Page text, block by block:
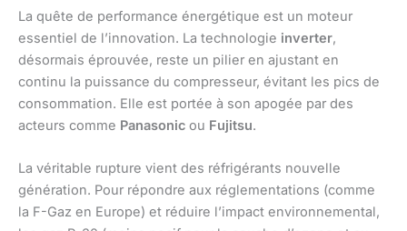
La quête de performance énergétique est un moteur
essentiel de l’innovation. La technologie inverter,
désormais éprouvée, reste un pilier en ajustant en
continu la puissance du compresseur, évitant les pics de
consommation. Elle est portée à son apogée par des
acteurs comme Panasonic ou Fujitsu.
La véritable rupture vient des réfrigérants nouvelle
génération. Pour répondre aux réglementations (comme
la F-Gaz en Europe) et réduire l’impact environnemental,